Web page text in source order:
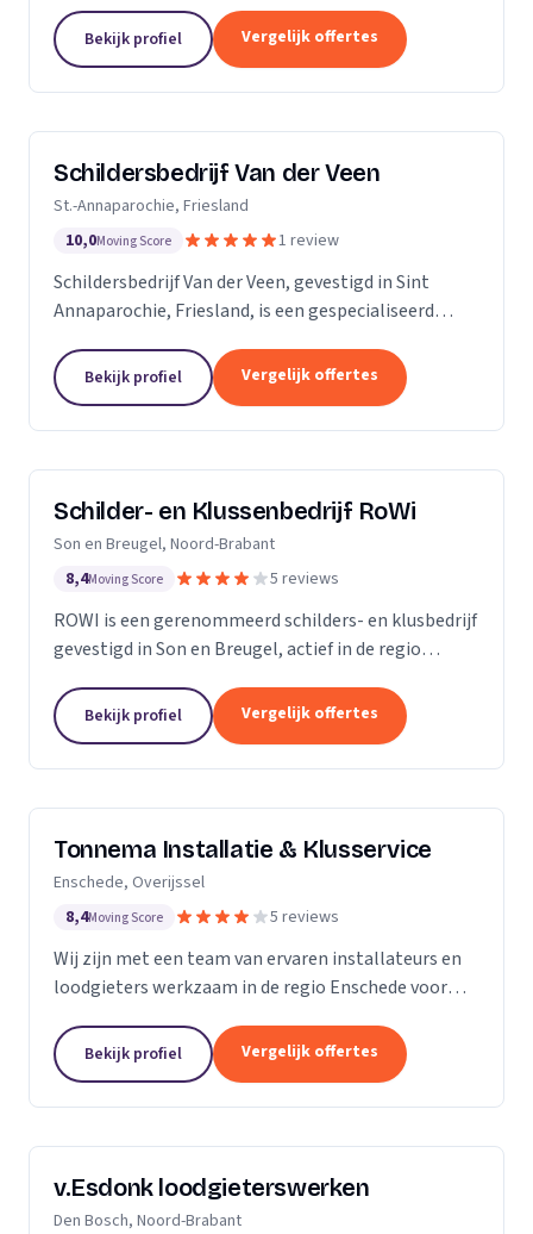
kwaliteit omdat schilderwerk onze passie is, dit
ziet...
Bekijk profiel Vergelijk offertes
Schildersbedrijf Van der Veen
St.-Annaparochie, Friesland
10,0Moving Score 1 review
Schildersbedrijf Van der Veen, gevestigd in Sint
Annaparochie, Friesland, is een gespecialiseerd
teruggaat tot 2010. Wij zijn voortgekomen uit het...
Bekijk profiel Vergelijk offertes
Schilder- en Klussenbedrijf RoWi
Son en Breugel, Noord-Brabant
8,4Moving Score 5 reviews
ROWI is een gerenommeerd schilders- en klusbedrijf
gevestigd in Son en Breugel, actief in de regio
aan diensten, variërend van schilderwerk tot...
Bekijk profiel Vergelijk offertes
Tonnema Installatie & Klusservice
Enschede, Overijssel
8,4Moving Score 5 reviews
Wij zijn met een team van ervaren installateurs en
loodgieters werkzaam in de regio Enschede voor
gespecialiseerd in de installatie van sanitair, gas-
en...
Bekijk profiel Vergelijk offertes
v.Esdonk loodgieterswerken
Den Bosch, Noord-Brabant